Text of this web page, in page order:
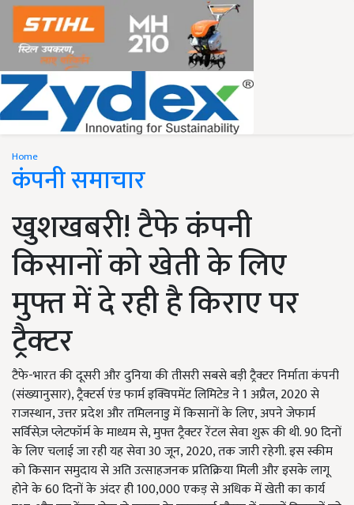
Home
कंपनी समाचार
खुशखबरी! टैफे कंपनी
किसानों को खेती के लिए
मुफ्त में दे रही है किराए पर
ट्रैक्टर
टैफे-भारत की दूसरी और दुनिया की तीसरी सबसे बड़ी ट्रैक्टर निर्माता कंपनी
(संख्यानुसार), ट्रैक्टर्स एंड फार्म इक्विपमेंट लिमिटेड ने 1 अप्रैल, 2020 से
राजस्थान, उत्तर प्रदेश और तमिलनाडु में किसानों के लिए, अपने जेफार्म
सर्विसेज़ प्लेटफॉर्म के माध्यम से, मुफ्त ट्रैक्टर रेंटल सेवा शुरू की थी. 90 दिनों
के लिए चलाई जा रही यह सेवा 30 जून, 2020, तक जारी रहेगी. इस स्कीम
को किसान समुदाय से अति उत्साहजनक प्रतिक्रिया मिली और इसके लागू
होने के 60 दिनों के अंदर ही 100,000 एकड़ से अधिक में खेती का कार्य